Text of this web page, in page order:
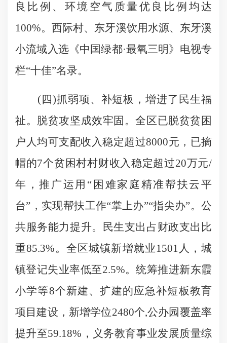
良比例、环境空气质量优良比例均达
100%。西际村、东牙溪饮用水源、东牙溪
小流域入选《中国绿都·最氧三明》电视专
栏“十佳”名录。
(四)抓弱项、补短板，增进了民生福
祉。脱贫攻坚成效牢固。全区已脱贫贫困
户人均可支配收入稳定超过8000元，已摘
帽的7个贫困村村财收入稳定超过20万元/
年，推广运用“困难家庭精准帮扶云平
台”，实现帮扶工作“掌上办”“指尖办”。公
共服务能力提升。民生支出占财政支出比
重85.3%。全区城镇新增就业1501人，城
镇登记失业率低至2.5%。统筹推进新东霞
小学等8个新建、扩建的应急补短板教育
项目建设，新增学位2480个,公办园覆盖率
提升至59.18%，义务教育事业发展质量综